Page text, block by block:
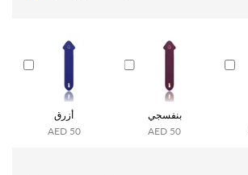
أزرق
AED 50
بنفسجي
AED 50